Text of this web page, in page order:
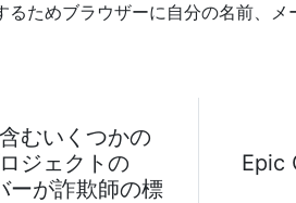
ためブラウザーに自分の名前、メ
むいくつかの
ジェクトの
ーが詐欺師の標
Epic